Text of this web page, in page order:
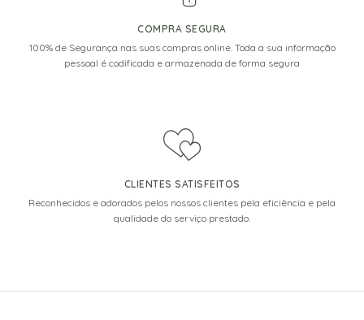
COMPRA SEGURA
100% de Segurança nas suas compras online. Toda a sua informação
pessoal é codificada e armazenada de forma segura
CLIENTES SATISFEITOS
Reconhecidos e adorados pelos nossos clientes pela eficiência e pela
qualidade do serviço prestado.